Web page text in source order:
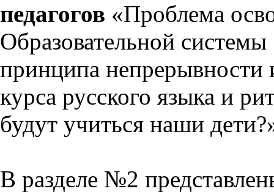
педагогов «Проблема
Образовательной
принципа непрерывности
курса русского языка и
будут учиться наши
В разделе №2